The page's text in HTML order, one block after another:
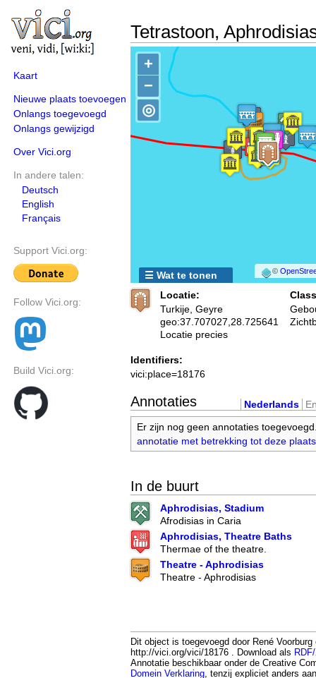
Kaart
Nieuwe plaats toevoegen
Onlangs toegevoegd
Onlangs gewijzigd
Over Vici.org
In andere talen:
Deutsch
English
Français
Support Vici.org:
Follow Vici.org:
Build Vici.org:
Tetrastoon,
+
−
©
◎
☰ Wat te tonen
Locatie:
Turkije, Geyre
geo:37.707027,28.725641
Locatie precies
Identifiers:
vici:place=18176
Annotaties Nederlands
Er zijn nog geen annotaties
annotatie met betrekking tot deze
In de buurt
Aphrodisias, Stadium
Afrodisias in Caria
Aphrodisias, Theatre Baths
Thermae of the theatre.
Theatre - Aphrodisias
Theatre - Aphrodisias
Dit object is toegevoegd door René
http://vici.org/vici/18176 . Download als
Annotatie beschikbaar onder de Creative
Domein Verklaring, tenzij expliciet anders